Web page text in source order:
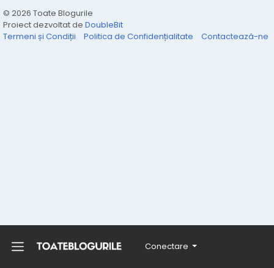
Conectare
© 2026 Toate Blogurile
Proiect dezvoltat de DoubleBit
Termeni și Condiții
Politica de Confidențialitate Contactează-ne